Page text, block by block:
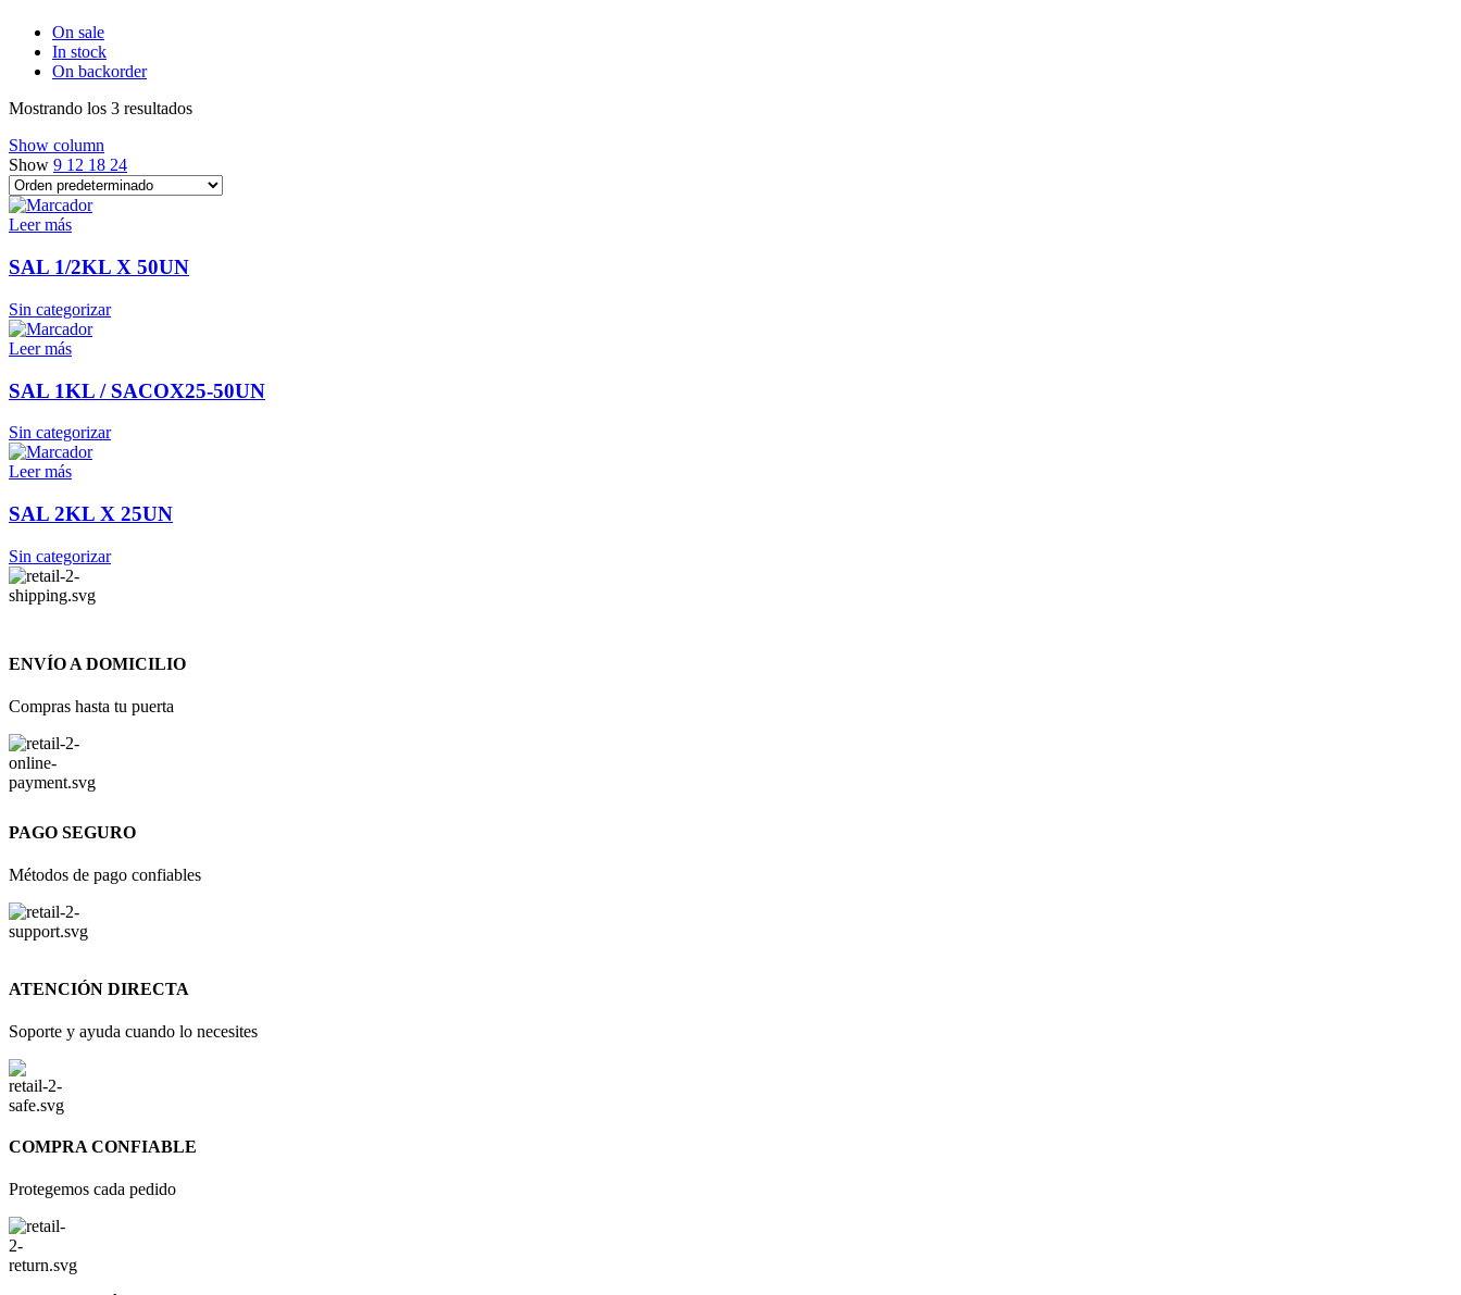
On sale
In stock
On backorder
Mostrando los 3 resultados
Show column
Show 9 12 18 24
Leer más
SAL 1/2KL X 50UN
Sin categorizar
Leer más
SAL 1KL / SACOX25-50UN
Sin categorizar
Leer más
SAL 2KL X 25UN
Sin categorizar
ENVÍO A DOMICILIO
Compras hasta tu puerta
PAGO SEGURO
Métodos de pago confiables
ATENCIÓN DIRECTA
Soporte y ayuda cuando lo necesites
COMPRA CONFIABLE
Protegemos cada pedido